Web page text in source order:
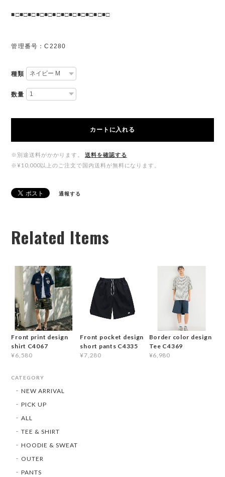
■□■□■□■□■□■□■□■□■□■□■□■□
管理番号：C2280
種類
数量
カートに入れる
※別途送料がかかります。
送料を確認する
※¥10,000以上のご注文で国内送料が無料になります。
通報する
Related Items
Front print design
shirt C4067
¥6,580
Front pocket design
short pants C4335
¥7,280
Border color design
Tee C4369
¥6,980
CATEGORY
NEW ARRIVAL
PICK UP
ALL
TEE & SHIRT
HOODIE & SWEAT
OUTER
PANTS